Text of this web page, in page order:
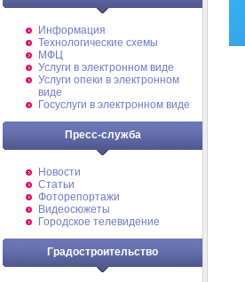
Информация
Технологические схемы
МФЦ
Услуги в электронном виде
Услуги опеки в электронном
виде
Госуслуги в электронном виде
Пресс-служба
Новости
Статьи
Фоторепортажи
Видеосюжеты
Городское телевидение
Градостроительство